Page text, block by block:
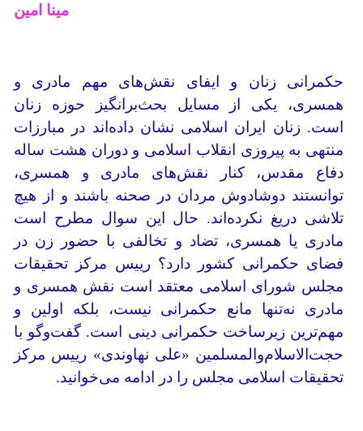
مینا امین
حکمرانی زنان و ایفای نقش‌های مهم مادری و
همسری، یکی از مسایل بحث‌برانگیز حوزه زنان
است. زنان ایران اسلامی نشان داده‌اند در مبارزات
منتهی به پیروزی انقلاب اسلامی و دوران هشت ساله
دفاع مقدس، کنار نقش‌های مادری و همسری،
توانستند دوشادوش مردان در صحنه باشند و از هیچ
تلاشی دریغ نکرده‌اند. حال این سوال مطرح است
مادری یا همسری، تضاد و تخالفی با حضور زن در
فضای حکمرانی کشور دارد؟ رییس مرکز تحقیقات
مجلس شورای اسلامی معتقد است نقش همسری و
مادری نه‌تنها مانع حکمرانی نیست، بلکه اولین و
مهم‌ترین زیرساخت حکمرانی دینی است. گفت‌وگو با
حجت‌الاسلام‌و‌المسلمین «علی نهاوندی» رییس مرکز
تحقیقات اسلامی مجلس را در ادامه می‌خوانید.